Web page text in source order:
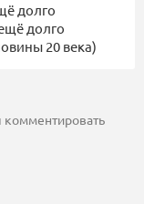
долго
долго
20 века)
комментировать